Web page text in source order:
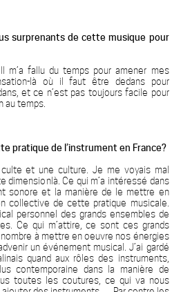
surprenants de cette musique pour
m’a fallu du temps pour amener mes
là où il faut être dedans pour
et ce n’est pas toujours facile pour
au temps.
pratique de l’instrument en France?
et une culture. Je me voyais mal
dimensionlà. Ce qui m’a intéressé dans
sonore et la manière de le mettre en
collective de cette pratique musicale.
personnel des grands ensembles de
Ce qui m’attire, ce sont ces grands
à mettre en oeuvre nos énergies
un événement musical. J’ai gardé
quand aux rôles des instruments,
contemporaine dans la manière de
toutes les coutures, ce qui va nous